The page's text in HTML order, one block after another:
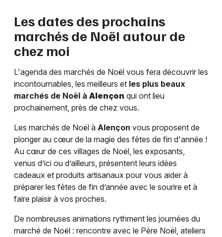
Les dates des prochains
marchés de Noël autour de
chez moi
L'agenda des marchés de Noël vous fera découvrir les
incontournables, les meilleurs et les plus beaux
marchés de Noël à Alençon qui ont lieu
prochainement, près de chez vous.
Les marchés de Noël à Alençon vous proposent de
plonger au cœur de la magie des fêtes de fin d'année !
Au cœur de ces villages de Noël, les exposants,
venus d’ici ou d’ailleurs, présentent leurs idées
cadeaux et produits artisanaux pour vous aider à
préparer les fêtes de fin d’année avec le sourire et à
faire plaisir à vos proches.
De nombreuses animations rythment les journées du
marché de Noël : rencontre avec le Père Noël, ateliers